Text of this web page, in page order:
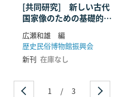
[共同研究] 新しい古代
国家像のための基礎的研
究
広瀬和雄 編
歴史民俗博物館振興会
新刊 在庫なし
1 / 3